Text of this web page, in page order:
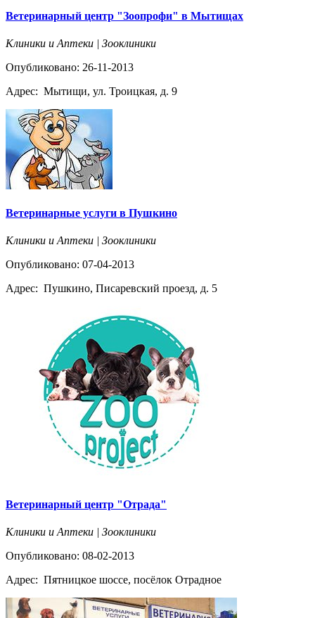
Ветеринарный центр "Зоопрофи" в Мытищах
Клиники и Аптеки | Зооклиники
Опубликовано: 26-11-2013
Адрес: Мытищи, ул. Троицкая, д. 9
Ветеринарные услуги в Пушкино
Клиники и Аптеки | Зооклиники
Опубликовано: 07-04-2013
Адрес: Пушкино, Писаревский проезд, д. 5
Ветеринарный центр "Отрада"
Клиники и Аптеки | Зооклиники
Опубликовано: 08-02-2013
Адрес: Пятницкое шоссе, посёлок Отрадное